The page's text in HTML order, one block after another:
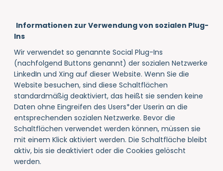
Informationen zur Verwendung von sozialen Plug-
Ins
Wir verwendet so genannte Social Plug-Ins
(nachfolgend Buttons genannt) der sozialen Netzwerke
LinkedIn und Xing auf dieser Website. Wenn Sie die
Website besuchen, sind diese Schaltflächen
standardmäßig deaktiviert, das heißt sie senden keine
Daten ohne Eingreifen des Users*der Userin an die
entsprechenden sozialen Netzwerke. Bevor die
Schaltflächen verwendet werden können, müssen sie
mit einem Klick aktiviert werden. Die Schaltfläche bleibt
aktiv, bis sie deaktiviert oder die Cookies gelöscht
werden.